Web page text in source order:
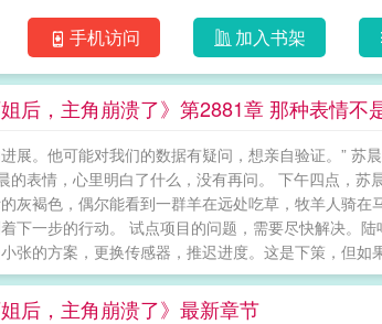
手机访问 加入书架
姐后，主角崩溃了》第2881章 那种表情不
展。他可能对我们的数据有疑问，想亲自验证。” 苏
的表情，心里明白了什么，没有再问。 下午四点，
灰褐色，偶尔能看到一群羊在远处吃草，牧羊人骑
下一步的行动。 试点项目的问题，需要尽快解决。
张的方案，更换传感器，推迟进度。这是下策，但
姐后，主角崩溃了》最新章节